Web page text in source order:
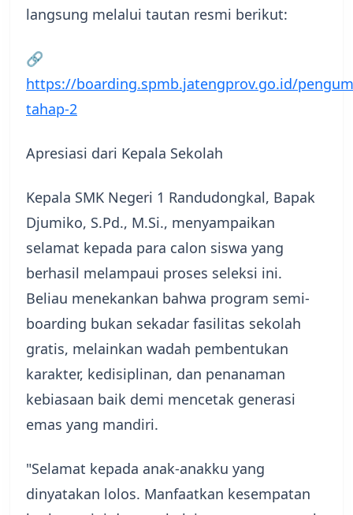
langsung melalui tautan resmi berikut:
​🔗
https://boarding.spmb.jatengprov.go.id/
tahap-2
​Apresiasi dari Kepala Sekolah
Kepala SMK Negeri 1 Randudongkal, Bapak
Djumiko, S.Pd., M.Si., menyampaikan
selamat kepada para calon siswa yang
berhasil melampaui proses seleksi ini.
Beliau menekankan bahwa program semi-
boarding bukan sekadar fasilitas sekolah
gratis, melainkan wadah pembentukan
karakter, kedisiplinan, dan penanaman
kebiasaan baik demi mencetak generasi
emas yang mandiri.
​"Selamat kepada anak-anakku yang
dinyatakan lolos. Manfaatkan kesempatan